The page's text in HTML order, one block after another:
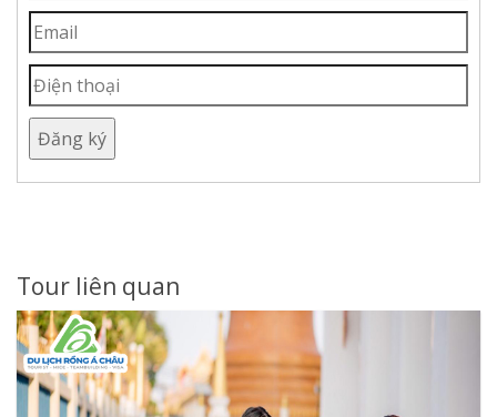
Đăng ký
Tour liên quan